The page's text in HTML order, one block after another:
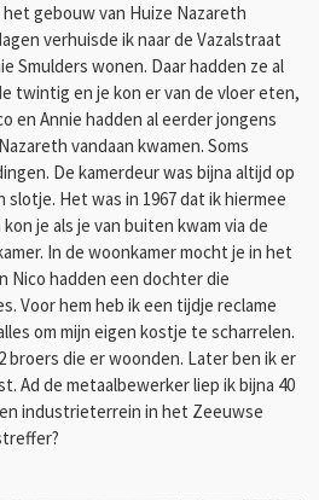
gebouw van Huize Nazareth
verhuisde ik naar de Vazalstraat
Smulders wonen. Daar hadden ze al
twintig en je kon er van de vloer eten,
en Annie hadden al eerder jongens
vandaan kwamen. Soms
De kamerdeur was bijna altijd op
Het was in 1967 dat ik hiermee
je als je van buiten kwam via de
In de woonkamer mocht je in het
Nico hadden een dochter die
Voor hem heb ik een tijdje reclame
om mijn eigen kostje te scharrelen.
broers die er woonden. Later ben ik er
Ad de metaalbewerker liep ik bijna 40
industrieterrein in het Zeeuwse